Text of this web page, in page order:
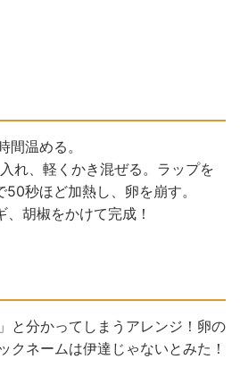
間温める。
れ、軽くかき混ぜる。ラップを
秒ほど加熱し、卵を崩す。
胡椒をかけて完成！
と分かってしまうアレンジ！卵の
クネームは伊達じゃないとみた！